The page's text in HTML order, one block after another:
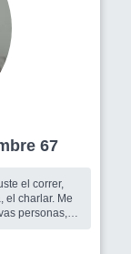
Tucuman Hombre 67
el correr,
el charlar. Me
personas,